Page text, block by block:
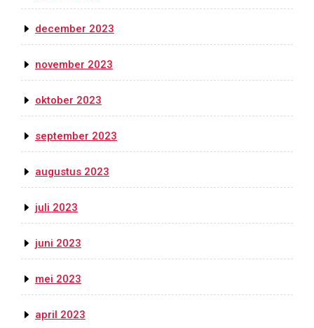
december 2023
november 2023
oktober 2023
september 2023
augustus 2023
juli 2023
juni 2023
mei 2023
april 2023